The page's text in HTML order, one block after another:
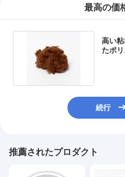
最高の価
高い
たポ
続行
推薦されたプロダクト